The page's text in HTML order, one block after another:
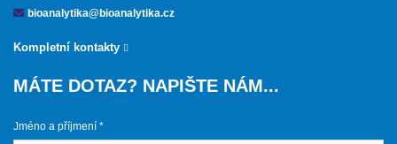
bioanalytika@bioanalytika.cz
Kompletní kontakty
MÁTE DOTAZ? NAPIŠTE NÁM...
Jméno a příjmení *